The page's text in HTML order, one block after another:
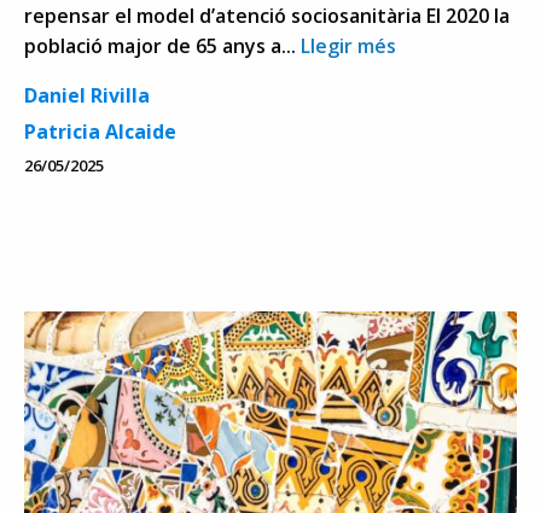
repensar el model d’atenció sociosanitària El 2020 la
població major de 65 anys a... Llegir més
Daniel Rivilla
Patricia Alcaide
26/05/2025